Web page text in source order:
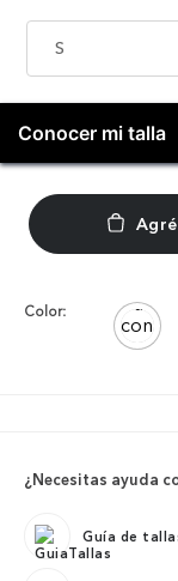
S
Conocer mi talla
Color:
¿Necesitas ayuda
Guía de